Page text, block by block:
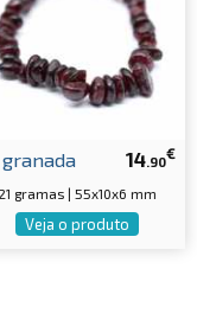
14.90€
granada
21 gramas | 55x10x6 mm
Veja o produto